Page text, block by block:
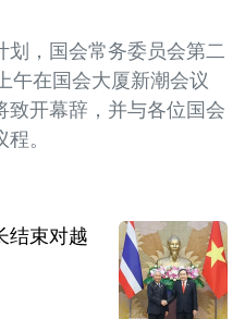
划，国会常务委员会第二
午在国会大厦新潮会议
开幕辞，并与各位国会
。
结束对越